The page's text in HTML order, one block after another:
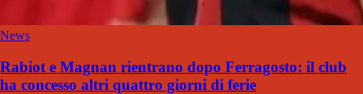
News
Rabiot e Magnan rientrano dopo Ferragosto: il club
ha concesso altri quattro giorni di ferie